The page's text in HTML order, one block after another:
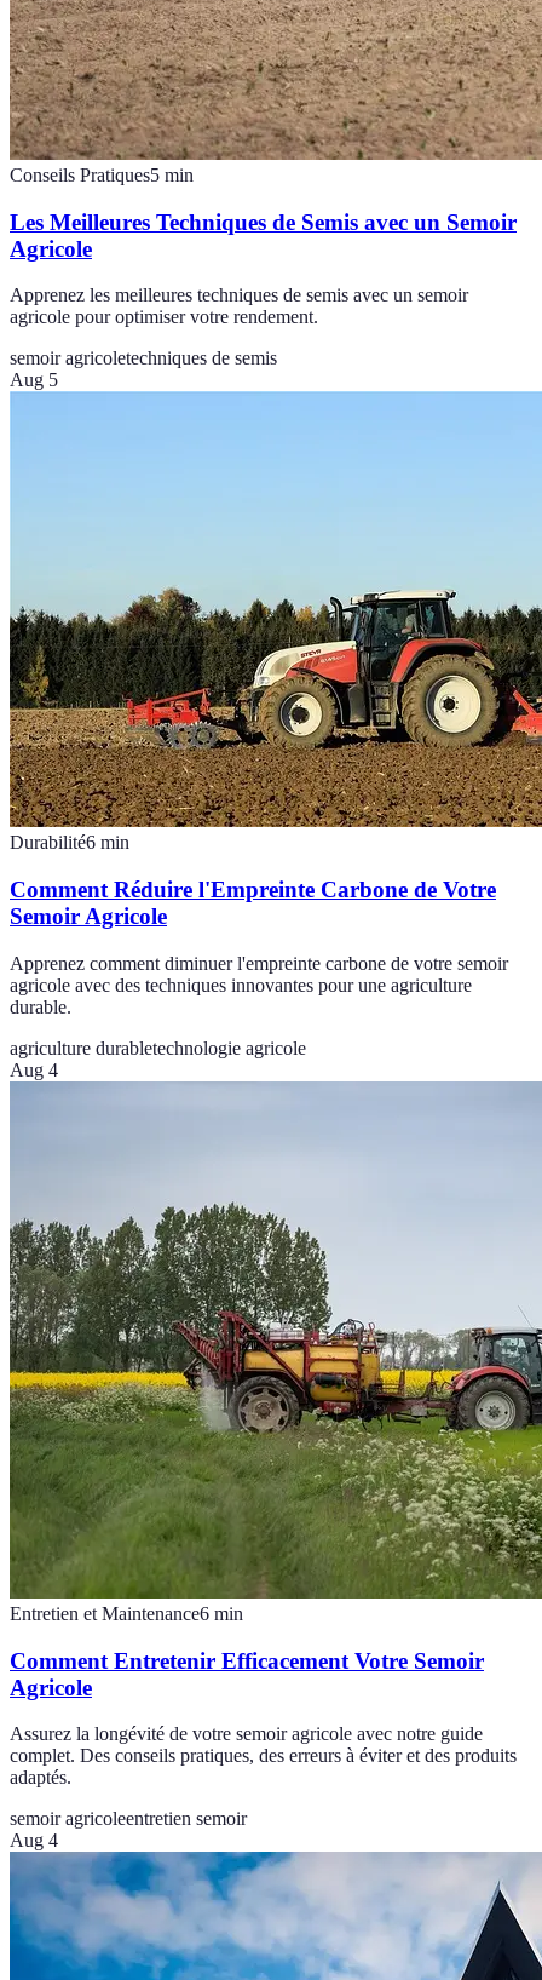
Conseils Pratiques5 min
Les Meilleures Techniques de Semis avec un Semoir
Agricole
Apprenez les meilleures techniques de semis avec un semoir
agricole pour optimiser votre rendement.
semoir agricoletechniques de semis
Aug 5
Durabilité6 min
Comment Réduire l'Empreinte Carbone de Votre
Semoir Agricole
Apprenez comment diminuer l'empreinte carbone de votre semoir
agricole avec des techniques innovantes pour une agriculture
durable.
agriculture durabletechnologie agricole
Aug 4
Entretien et Maintenance6 min
Comment Entretenir Efficacement Votre Semoir
Agricole
Assurez la longévité de votre semoir agricole avec notre guide
complet. Des conseils pratiques, des erreurs à éviter et des produits
adaptés.
semoir agricoleentretien semoir
Aug 4